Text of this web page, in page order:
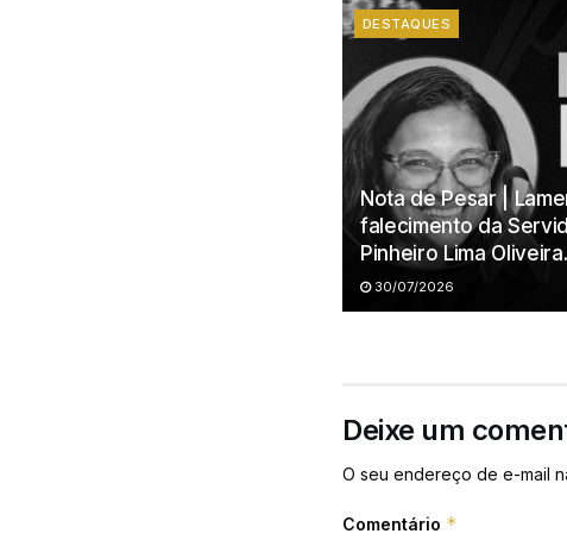
DESTAQUES
Nota de Pesar |
falecimento da
Pinheiro Lima
30/07/2026
Deixe um
O seu endereço de e-mail
Comentário *